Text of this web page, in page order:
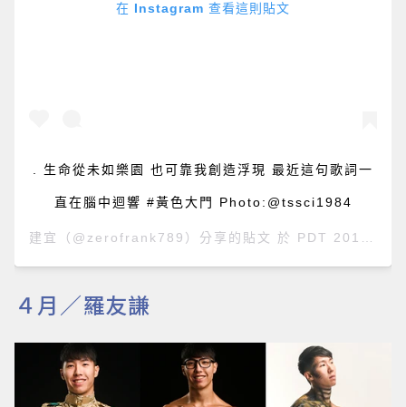
在 Instagram 查看這則貼文
. 生命從未如樂園 也可靠我創造浮現 最近這句歌詞一
直在腦中迴響 #黃色大門 Photo:@tssci1984
建宜 （@zerofrank789）分享的貼文 於 PDT 2018 年 10月 月 20 日 上午 1:13
４月／羅友謙